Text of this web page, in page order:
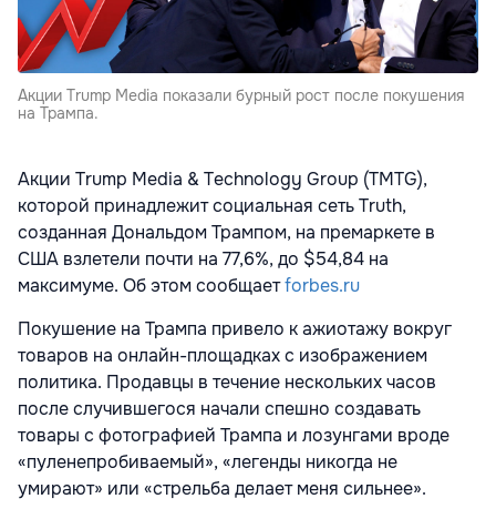
Акции Trump Media показали бурный рост после покушения
на Трампа.
Акции Trump Media & Technology Group (TMTG),
которой принадлежит социальная сеть Truth,
созданная Дональдом Трампом, на премаркете в
США взлетели почти на 77,6%, до $54,84 на
максимуме. Об этом сообщаетforbes.ru
Покушение на Трампа привело к ажиотажу вокруг
товаров на онлайн-площадках с изображением
политика. Продавцы в течение нескольких часов
после случившегося начали спешно создавать
товары с фотографией Трампа и лозунгами вроде
«пуленепробиваемый», «легенды никогда не
умирают» или «стрельба делает меня сильнее».